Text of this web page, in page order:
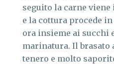
seguito la carne
e la cottura procede
ora insieme ai succhi
marinatura. Il brasato
tenero e molto